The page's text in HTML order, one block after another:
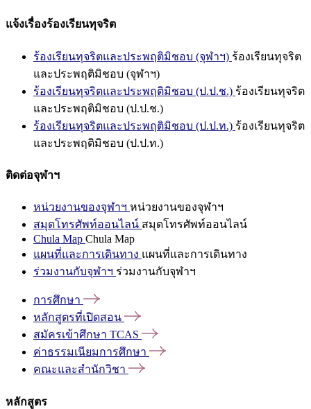
แจ้งเรื่องร้องเรียนทุจริต
ร้องเรียนทุจริตและประพฤติมิชอบ (จุฬาฯ) ร้องเรียนทุจริต
และประพฤติมิชอบ (จุฬาฯ)
ร้องเรียนทุจริตและประพฤติมิชอบ (ป.ป.ช.) ร้องเรียนทุจริต
และประพฤติมิชอบ (ป.ป.ช.)
ร้องเรียนทุจริตและประพฤติมิชอบ (ป.ป.ท.) ร้องเรียนทุจริต
และประพฤติมิชอบ (ป.ป.ท.)
ติดต่อจุฬาฯ
หน่วยงานของจุฬาฯ หน่วยงานของจุฬาฯ
สมุดโทรศัพท์ออนไลน์ สมุดโทรศัพท์ออนไลน์
Chula Map Chula Map
แผนที่และการเดินทาง แผนที่และการเดินทาง
ร่วมงานกับจุฬาฯ ร่วมงานกับจุฬาฯ
การศึกษา
หลักสูตรที่เปิดสอน
สมัครเข้าศึกษา TCAS
ค่าธรรมเนียมการศึกษา
คณะและสำนักวิชา
หลักสูตร